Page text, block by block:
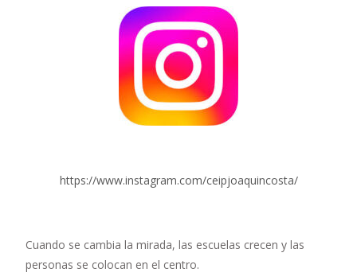
https://www.instagram.com/ceipjoaquincosta/
Cuando se cambia la mirada, las escuelas crecen y las
personas se colocan en el centro.